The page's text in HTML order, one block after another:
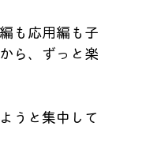
も応用編も子
ら、ずっと楽
うと集中して